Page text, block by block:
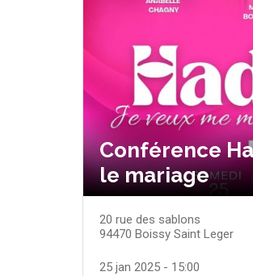
Conférence
le mariage
20 rue des sablons
94470 Boissy Saint Leger
25 jan 2025 - 15:00